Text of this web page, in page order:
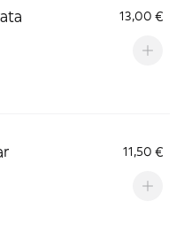
13,00 €
11,50 €